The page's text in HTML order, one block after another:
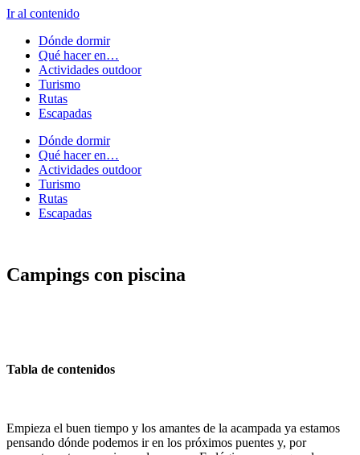
Ir al contenido
Dónde dormir
Qué hacer en…
Actividades outdoor
Turismo
Rutas
Escapadas
Dónde dormir
Qué hacer en…
Actividades outdoor
Turismo
Rutas
Escapadas
Campings con piscina
Tabla de contenidos
Empieza el buen tiempo y los amantes de la acampada ya estamos
pensando dónde podemos ir en los próximos puentes y, por